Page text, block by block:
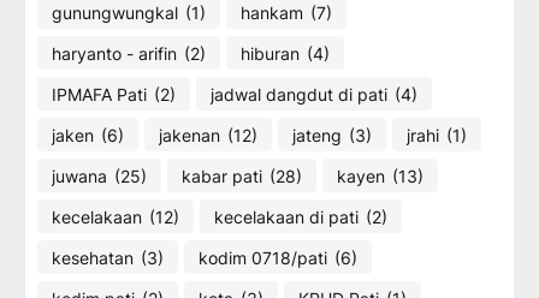
gunungwungkal (1) hankam (7)
haryanto - arifin (2) hiburan (4)
IPMAFA Pati (2) jadwal dangdut di pati (4)
jaken (6) jakenan (12) jateng (3) jrahi (1)
juwana (25) kabar pati (28) kayen (13)
kecelakaan (12) kecelakaan di pati (2)
kesehatan (3) kodim 0718/pati (6)